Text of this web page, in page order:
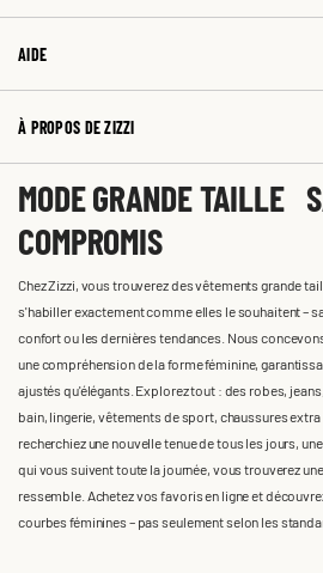
AIDE
À PROPOS DE ZIZZI
MODE GRANDE TAILLE
COMPROMIS
Chez Zizzi, vous trouverez des vêtements grande
s'habiller exactement comme elles le souhaitent –
confort ou les dernières tendances. Nous
une compréhension de la forme féminine,
ajustés qu'élégants. Explorez tout : des robes,
bain, lingerie, vêtements de sport, chaussures
recherchiez une nouvelle tenue de tous les jours,
qui vous suivent toute la journée, vous trouverez
ressemble. Achetez vos favoris en ligne et
courbes féminines – pas seulement selon les